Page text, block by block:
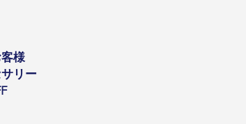
様
リー